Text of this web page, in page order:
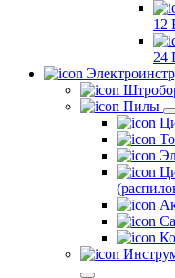
12
24
Пилы